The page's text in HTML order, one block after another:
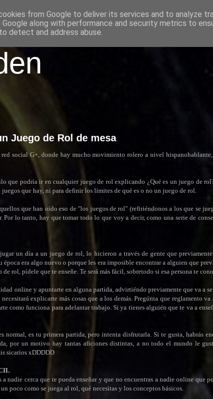
Juego de Rol de mesa
social G+, donde hay mucho movimiento rolero a nivel
que podría ir en cualquier juego de rol explicando ¿Qué es un juego de
que hay, ni para definir los límites de qué es o no un juego de rol.
que han oído eso de "los juegos de rol" (refiriéndonos a los que se
Por lo tanto, hay que tomar todo lo que voy a decir, como una serie de
un día a un juego de rol, lo hicieron a través de gente que
era algo nuevo o porque les era imposible encontrar a alguien que
rol, pídele que te enseñe. Te será más fácil, sobretodo si esa persona te
online y apuntarte en alguna partida, advirtiéndo previamente que va a
explicarte más cosas que a los demás. Pregúnta que reglamento
como funciona para adelantar trabajo. Si ya tienes alguién que te va a
normal, es tu primera partida, pero intenta disfrutarla. Si te gusta, habrás
por un motivo hay tantas aficiones distintas, a no todo el mundo le
sicarios xDDDDD
nadie cerca que te pueda enseñar y que no encuentras a nadie online que
poco como se juega al rol, qué necesitas y los conceptos básicos.
from Google to deliver its services and to analyze
Google along with performance and security metrics to
detect and address abuse.